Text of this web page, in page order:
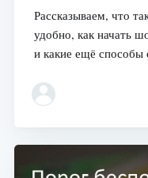
Рассказываем, что
удобно, как начать
и какие ещё способы